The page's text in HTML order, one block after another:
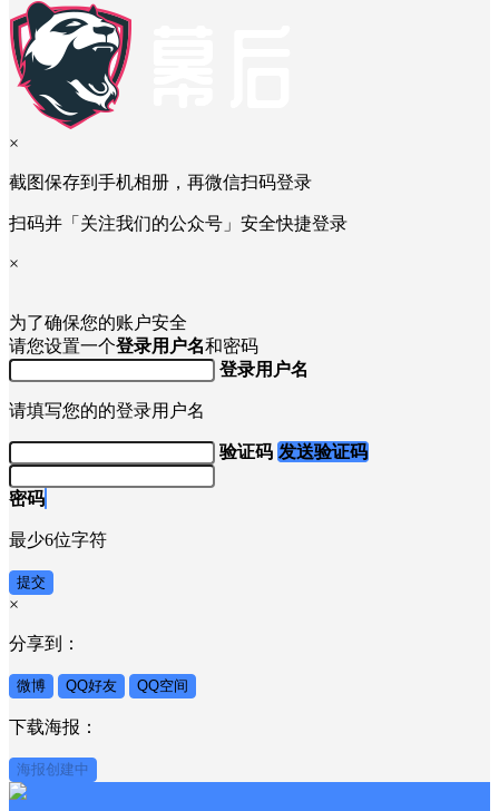
提交
举报提交后，我们会以邮件的形式向您反馈处理结果。
×
扫码并「关注我们的公众号」安全快捷登录
×
为了确保您的账户安全
请您设置一个登录用户名和密码
请填写您的的登录用户名
密码
最少6位字符
提交
×
分享到：
微博